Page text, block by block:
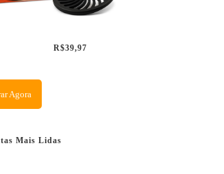
R$39,97
Agora
Mais Lidas